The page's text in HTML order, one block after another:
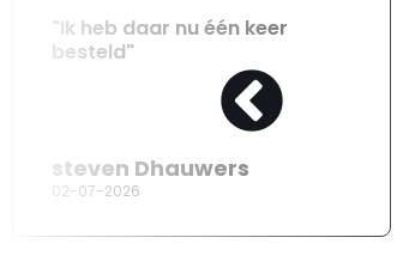
"Ik heb daar nu één keer
besteld"
steven Dhauwers
02-07-2026